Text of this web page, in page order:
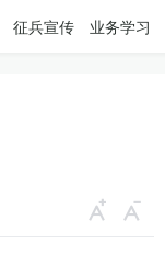
征兵宣传 业务学习